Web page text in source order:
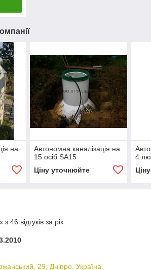
на
Автономна каналізація на
15 осіб SA15
Ціну уточнюйте
4
46 відгуків за рік
29, Дніпро, Україна